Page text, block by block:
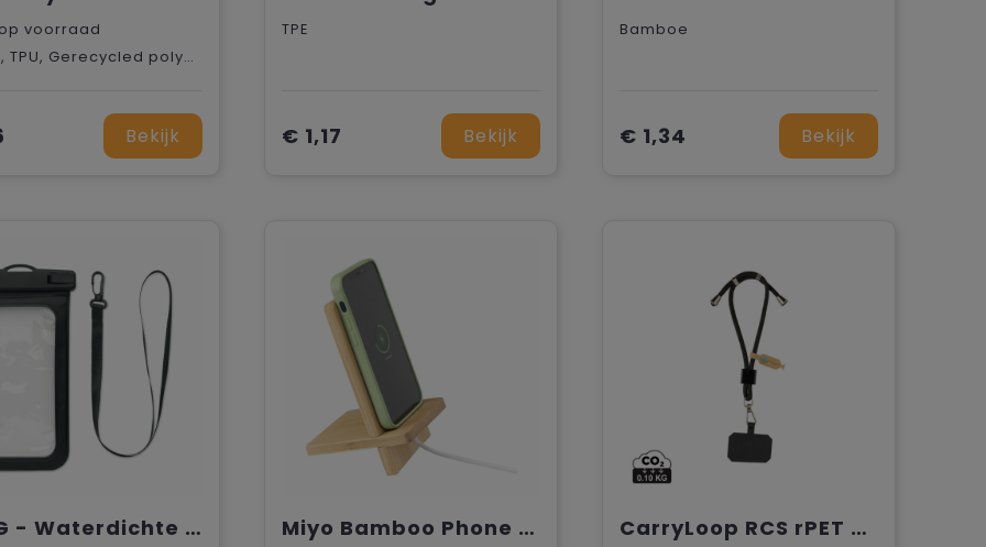
voorraad
Metaal, TPU, Gerecycled polyester
Bekijk
TPE
€ 1,17 Bekijk
Bamboe
€ 1,34 Bekijk
SMAG - Waterdichte smartphone hoes Miyo Bamboo Phone Stand telefoonhouder CarryLoop RCS rPET verstelbare telefoonhouder met polsband